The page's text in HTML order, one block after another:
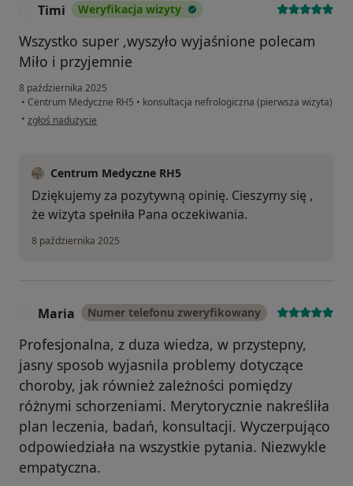
Timi Weryfikacja wizyty
Wszystko super ,wyszyło wyjaśnione polecam
Miło i przyjemnie
8 października 2025
• Centrum Medyczne RH5 • konsultacja nefrologiczna (pierwsza wizyta)
• w opinii użytkownika Timi
zgłoś nadużycie
Centrum Medyczne RH5
Dziękujemy za pozytywną opinię. Cieszymy się ,
że wizyta spełniła Pana oczekiwania.
8 października 2025
Maria Numer telefonu zweryfikowany
Profesjonalna, z duza wiedza, w przystepny,
jasny sposob wyjasnila problemy dotyczące
choroby, jak również zależności pomiędzy
różnymi schorzeniami. Merytorycznie nakreśliła
plan leczenia, badań, konsultacji. Wyczerpująco
odpowiedziała na wszystkie pytania. Niezwykle
empatyczna.